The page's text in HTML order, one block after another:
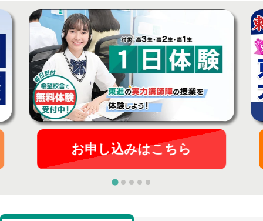
お申し込みはこちら